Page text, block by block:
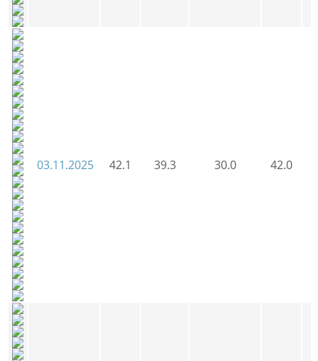
03.11.2025 42.1 39.3 30.0 42.0